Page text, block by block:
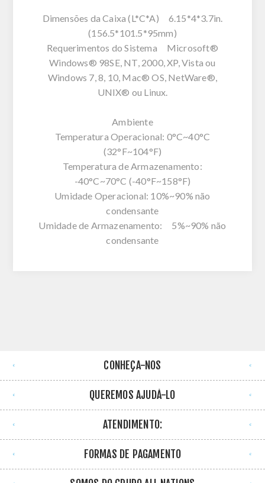
Dimensões da Caixa (L*C*A) 6.15*4*3.7in.
(156.5*101.5*95mm)
Requerimentos do Sistema Microsoft®
Windows® 98SE, NT, 2000, XP, Vista ou
Windows 7, 8, 10, Mac® OS, NetWare®,
UNIX® ou Linux.
Ambiente
Temperatura Operacional: 0°C~40°C
(32°F~104°F)
Temperatura de Armazenamento:
-40°C~70°C (-40°F~158°F)
Umidade Operacional: 10%~90% não
condensante
Umidade de Armazenamento: 5%~90% não
condensante
CONHEÇA-NOS
QUEREMOS AJUDÁ-LO
ATENDIMENTO:
FORMAS DE PAGAMENTO